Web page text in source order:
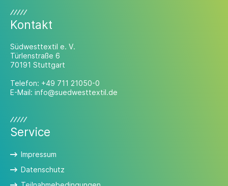
Kontakt
Südwesttextil e. V.
Türlenstraße 6
70191 Stuttgart
Telefon: +49 711 21050-0
E-Mail: info@suedwesttextil.de
Service
Impressum
Datenschutz